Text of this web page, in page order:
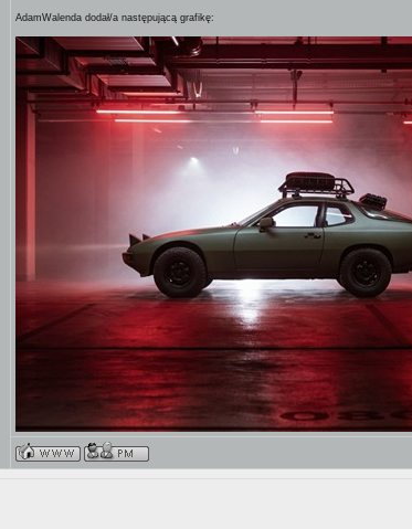
AdamWalenda dodał/a następującą grafikę: